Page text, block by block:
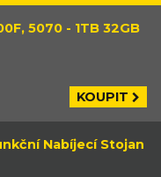
5070 - 1TB 32GB
KOUPIT
Nabíjecí Stojan